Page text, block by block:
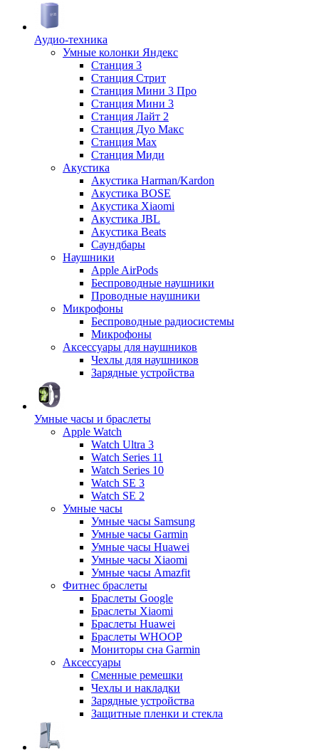
Аудио-техника
Умные колонки Яндекс
Станция 3
Станция Стрит
Станция Мини 3 Про
Станция Мини 3
Станция Лайт 2
Станция Дуо Макс
Станция Max
Станция Миди
Акустика
Акустика Harman/Kardon
Акустика BOSE
Акустика Xiaomi
Акустика JBL
Акустика Beats
Саундбары
Наушники
Apple AirPods
Беспроводные наушники
Проводные наушники
Микрофоны
Беспроводные радиосистемы
Микрофоны
Аксессуары для наушников
Чехлы для наушников
Зарядные устройства
Умные часы и браслеты
Apple Watch
Watch Ultra 3
Watch Series 11
Watch Series 10
Watch SE 3
Watch SE 2
Умные часы
Умные часы Samsung
Умные часы Garmin
Умные часы Huawei
Умные часы Xiaomi
Умные часы Amazfit
Фитнес браслеты
Браслеты Google
Браслеты Xiaomi
Браслеты Huawei
Браслеты WHOOP
Мониторы сна Garmin
Аксессуары
Сменные ремешки
Чехлы и накладки
Зарядные устройства
Защитные пленки и стекла